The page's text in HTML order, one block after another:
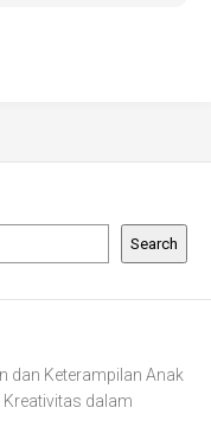
Search
dan Keterampilan Anak
Kreativitas dalam